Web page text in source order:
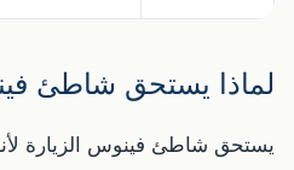
لماذا يستحق شاطئ
يستحق شاطئ فينوس الزيارة